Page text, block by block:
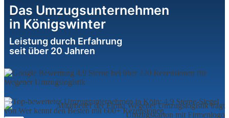
Das Umzugsunternehmen
in Königswinter
Leistung durch Erfahrung
seit über 20 Jahren